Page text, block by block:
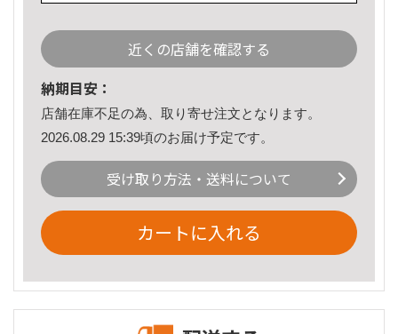
近くの店舗を確認する
納期目安：
店舗在庫不足の為、取り寄せ注文となります。
2026.08.29 15:39頃のお届け予定です。
受け取り方法・送料について
カートに入れる